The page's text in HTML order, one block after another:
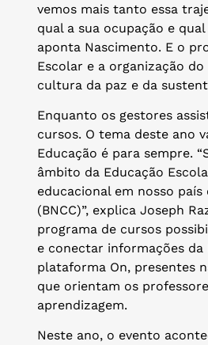
vemos mais tanto essa
qual a sua ocupação e
aponta Nascimento. E o
Escolar e a organização
cultura da paz e da
Enquanto os gestores
cursos. O tema deste ano
Educação é para sempre.
âmbito da Educação
educacional em nosso
(BNCC)”, explica Joseph
programa de cursos
e conectar informações
plataforma On, presentes
que orientam os
aprendizagem.
Neste ano, o evento